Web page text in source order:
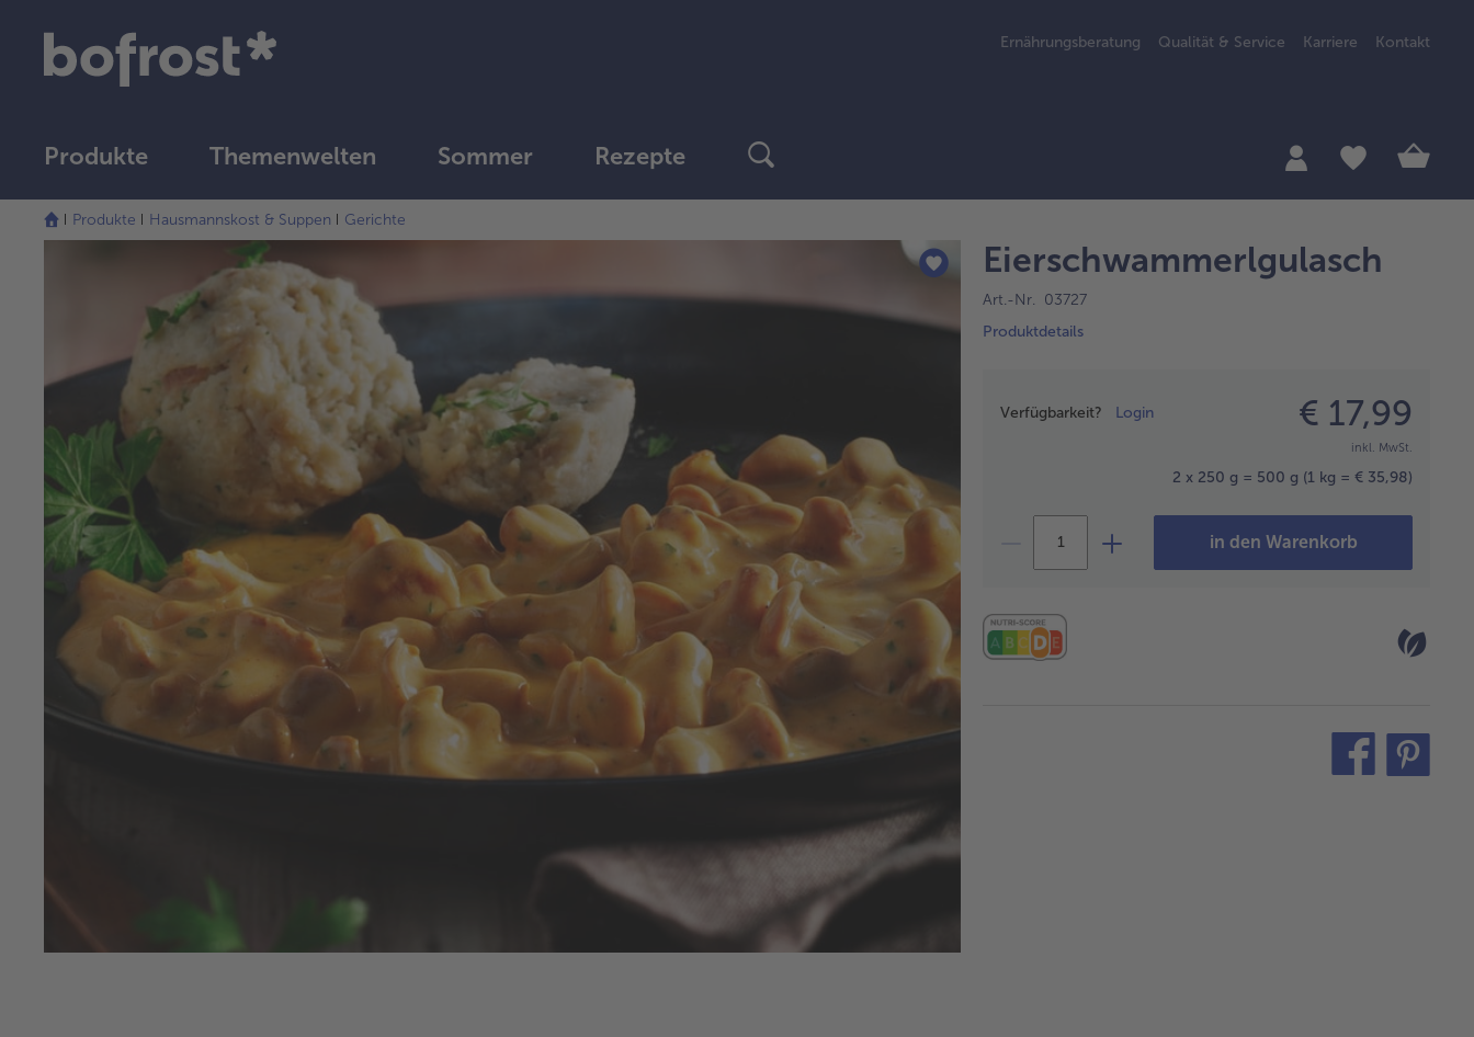
Ernährungsberatung Qualität & Service Karriere Kontakt
Produkte Themenwelten Sommer Rezepte
Produkte Hausmannskost & Suppen Gerichte
Eierschwammerlgulasch
Art.-Nr. 03727
Produktdetails
Verfügbarkeit? Login € 17,99
inkl. MwSt.
2 x 250 g = 500 g (1 kg = € 35,98)
in den Warenkorb
teilen